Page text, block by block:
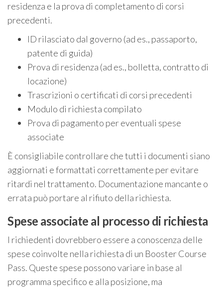
residenza e la prova di completamento di corsi
precedenti.
ID rilasciato dal governo (ad es., passaporto,
patente di guida)
Prova di residenza (ad es., bolletta, contratto di
locazione)
Trascrizioni o certificati di corsi precedenti
Modulo di richiesta compilato
Prova di pagamento per eventuali spese
associate
È consigliabile controllare che tutti i documenti siano
aggiornati e formattati correttamente per evitare
ritardi nel trattamento. Documentazione mancante o
errata può portare al rifiuto della richiesta.
Spese associate al processo di richiesta
I richiedenti dovrebbero essere a conoscenza delle
spese coinvolte nella richiesta di un Booster Course
Pass. Queste spese possono variare in base al
programma specifico e alla posizione, ma